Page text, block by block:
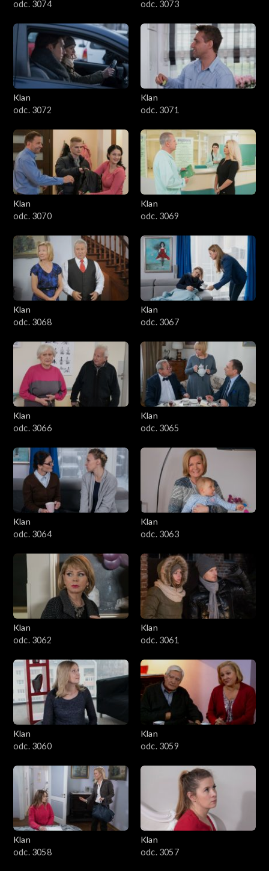
odc. 3074 odc. 3073
Klan
odc. 3072
Klan
odc. 3071
Klan
odc. 3070
Klan
odc. 3069
Klan
odc. 3068
Klan
odc. 3067
Klan
odc. 3066
Klan
odc. 3065
Klan
odc. 3064
Klan
odc. 3063
Klan
odc. 3062
Klan
odc. 3061
Klan
odc. 3060
Klan
odc. 3059
Klan
odc. 3058
Klan
odc. 3057